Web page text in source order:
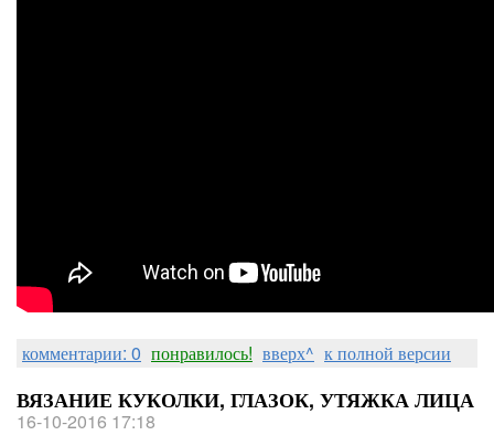
комментарии: 0 понравилось! вверх^ к полной версии
ВЯЗАНИЕ КУКОЛКИ, ГЛАЗОК, УТЯЖКА ЛИЦА
16-10-2016 17:18